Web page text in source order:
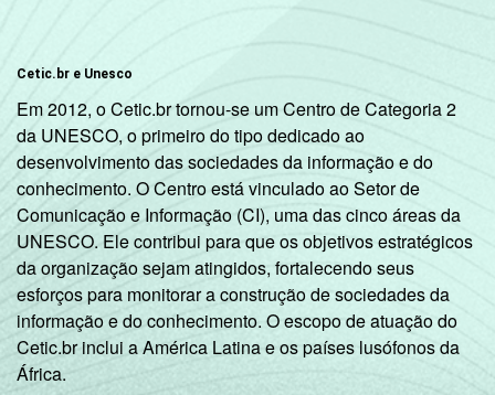
DE
1Base: 23.380.494 usuários de Internet de 9
a 17 anos. Respostas estimuladas e
rodiziadas. Cada item apresentado se refere
apenas aos resultados da alternativa 'sim'.
Dados coletados entre novembro de 2015 e
junho de 2016.
Publicação dos dados em: 10/10/2016.
Correção dos dados em: 28/10/2016. Mais
Cetic.br e Unesco
Em 2012, o Cetic.br tornou-se um Centro de Categoria 2
da UNESCO, o primeiro do tipo dedicado ao
desenvolvimento das sociedades da informação e do
conhecimento. O Centro está vinculado ao Setor de
Comunicação e Informação (CI), uma das cinco áreas da
UNESCO. Ele contribui para que os objetivos estratégicos
da organização sejam atingidos, fortalecendo seus
esforços para monitorar a construção de sociedades da
informação e do conhecimento. O escopo de atuação do
Cetic.br inclui a América Latina e os países lusófonos da
África.